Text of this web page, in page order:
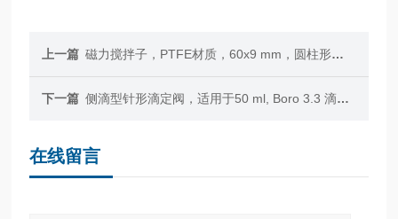
上一篇 磁力搅拌子，PTFE材质，60x9 mm，圆柱形，60x 10 mm
下一篇 侧滴型针形滴定阀，适用于50 ml, Boro 3.3 滴定管，0-2.5 mm
在线留言